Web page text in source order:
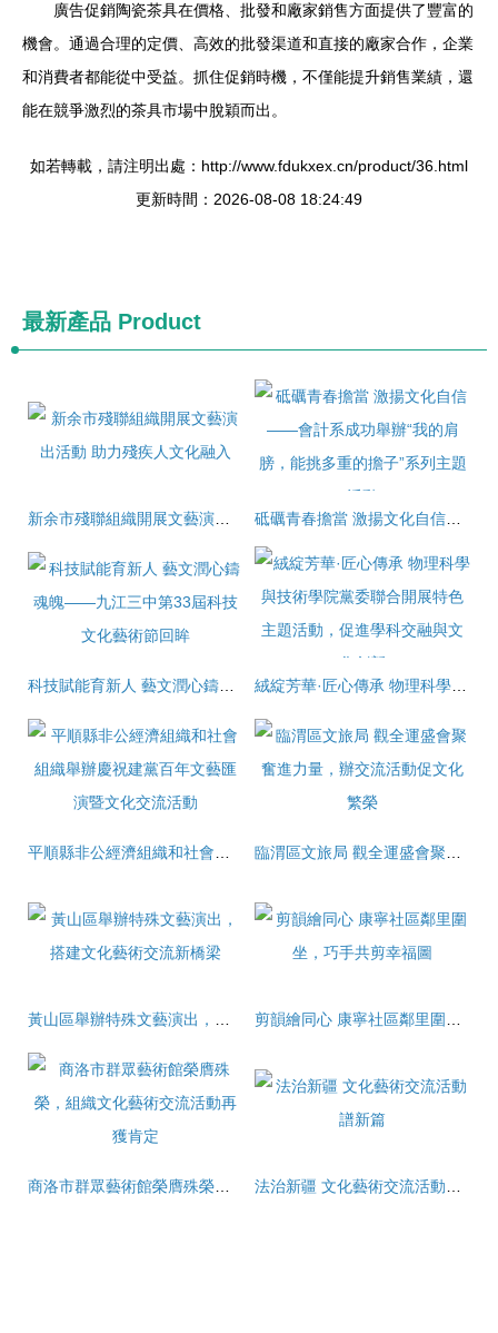
廣告促銷陶瓷茶具在價格、批發和廠家銷售方面提供了豐富的
機會。通過合理的定價、高效的批發渠道和直接的廠家合作，企業
和消費者都能從中受益。抓住促銷時機，不僅能提升銷售業績，還
能在競爭激烈的茶具市場中脫穎而出。
如若轉載，請注明出處：http://www.fdukxex.cn/product/36.html
更新時間：2026-08-08 18:24:49
最新產品 Product